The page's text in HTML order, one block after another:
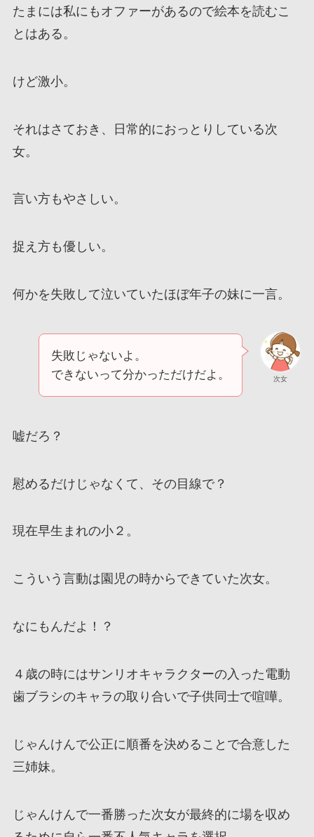
たまには私にもオファーがあるので絵本を読むこ
とはある。
けど激小。
それはさておき、日常的におっとりしている次
女。
言い方もやさしい。
捉え方も優しい。
何かを失敗して泣いていたほぼ年子の妹に一言。
次女
失敗じゃないよ。
できないって分かっただけだよ。
嘘だろ？
慰めるだけじゃなくて、その目線で？
現在早生まれの小２。
こういう言動は園児の時からできていた次女。
なにもんだよ！？
４歳の時にはサンリオキャラクターの入った電動
歯ブラシのキャラの取り合いで子供同士で喧嘩。
じゃんけんで公正に順番を決めることで合意した
三姉妹。
じゃんけんで一番勝った次女が最終的に場を収め